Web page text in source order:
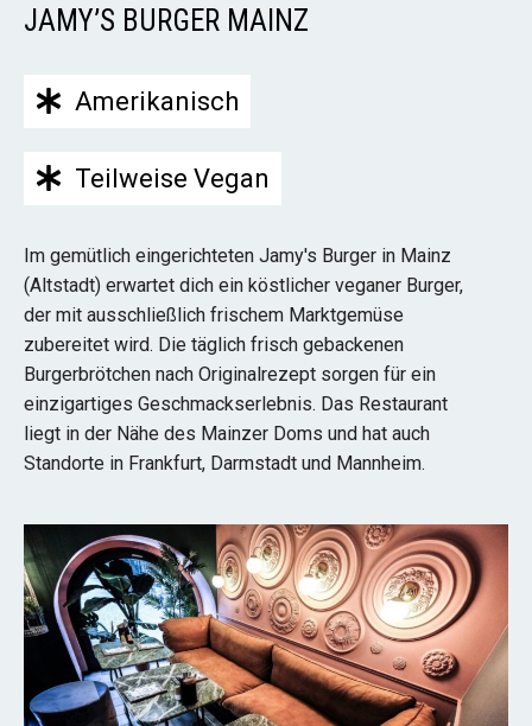
JAMY’S BURGER MAINZ
Amerikanisch
Teilweise Vegan
Im gemütlich eingerichteten Jamy's Burger in Mainz
(Altstadt) erwartet dich ein köstlicher veganer Burger,
der mit ausschließlich frischem Marktgemüse
zubereitet wird. Die täglich frisch gebackenen
Burgerbrötchen nach Originalrezept sorgen für ein
einzigartiges Geschmackserlebnis. Das Restaurant
liegt in der Nähe des Mainzer Doms und hat auch
Standorte in Frankfurt, Darmstadt und Mannheim.